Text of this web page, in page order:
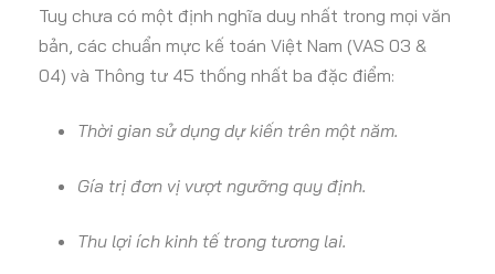
Tuy chưa có một định nghĩa duy nhất trong mọi văn
bản, các chuẩn mực kế toán Việt Nam (VAS 03 &
04) và Thông tư 45 thống nhất ba đặc điểm:
Thời gian sử dụng dự kiến trên một năm.
Gía trị đơn vị vượt ngưỡng quy định.
Thu lợi ích kinh tế trong tương lai.